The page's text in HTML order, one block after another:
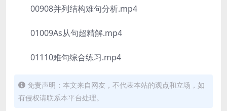
00908并列结构难句分析.mp4
01009As从句超精解.mp4
01110难句综合练习.mp4
免责声明：本文来自网友，不代表本站的观点和立场，如
有侵权请联系本平台处理。